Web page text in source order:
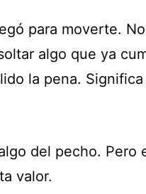
para moverte.
algo que ya
la pena.
del pecho. Pero
valor.